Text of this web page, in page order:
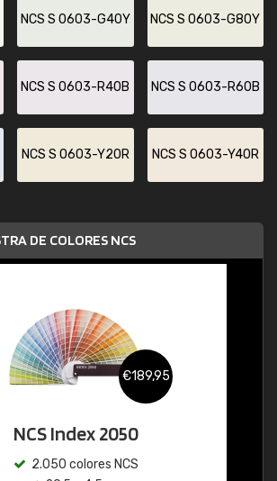
NCS S 0603-G40Y NCS S 0603-G80Y
NCS S 0603-R40B NCS S 0603-R60B
NCS S 0603-Y20R NCS S 0603-Y40R
DE COLORES NCS
€189,95
NCS Index 2050
2.050 colores NCS